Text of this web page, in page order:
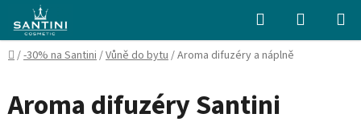
obsah
Hledat
KOŠÍK
Domů
/-30% na Santini/Vůně do bytu/Aroma difuzéry a náplně
Aroma difuzéry Santini